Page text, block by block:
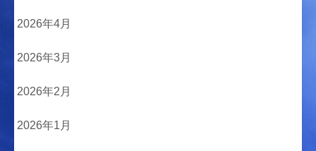
2026年4月
2026年3月
2026年2月
2026年1月